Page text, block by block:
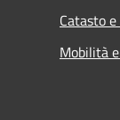
Catasto
Mobilità